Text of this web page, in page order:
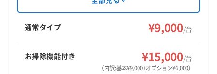
広島市佐伯区
広島市東区
安芸郡海田町
もっと見る
済みです。作業や仕上がりに不満がある場合は
無料にて追加対応。駐車代は店舗負担で、施工
場所の片付け、清掃まで丁寧に対応します。
通常タイプ ¥9,000/台
お掃除機能付き ¥15,000/台
（内訳:基本¥9,000+オプション¥6,000）